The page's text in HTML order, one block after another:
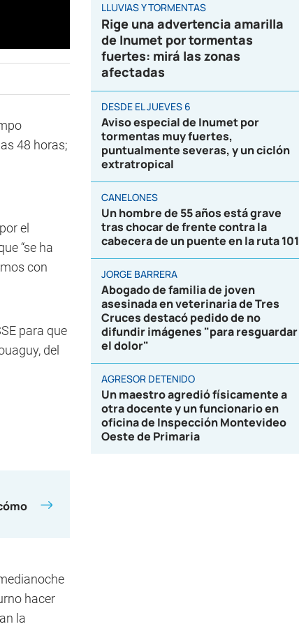
48 horas;
el
“se ha
con
para que
del
hacer
la
LLUVIAS Y TORMENTAS
Rige una advertencia amarilla
de Inumet por tormentas
fuertes: mirá las zonas
afectadas
DESDE EL JUEVES 6
Aviso especial de Inumet por
tormentas muy fuertes,
puntualmente severas, y un ciclón
extratropical
CANELONES
Un hombre de 55 años está grave
tras chocar de frente contra la
cabecera de un puente en la ruta 101
JORGE BARRERA
Abogado de familia de joven
asesinada en veterinaria de Tres
Cruces destacó pedido de no
difundir imágenes "para resguardar
el dolor"
AGRESOR DETENIDO
Un maestro agredió físicamente a
otra docente y un funcionario en
oficina de Inspección Montevideo
Oeste de Primaria